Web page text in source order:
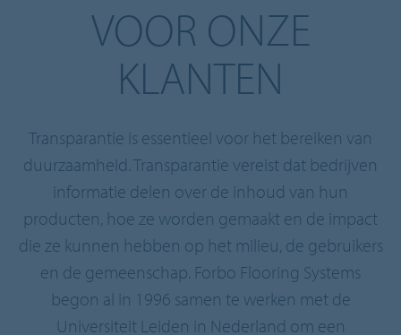
VOOR ONZE
KLANTEN
Transparantie is essentieel voor het bereiken van
duurzaamheid. Transparantie vereist dat bedrijven
informatie delen over de inhoud van hun
producten, hoe ze worden gemaakt en de impact
die ze kunnen hebben op het milieu, de gebruikers
en de gemeenschap. Forbo Flooring Systems
begon al in 1996 samen te werken met de
Universiteit Leiden in Nederland om een